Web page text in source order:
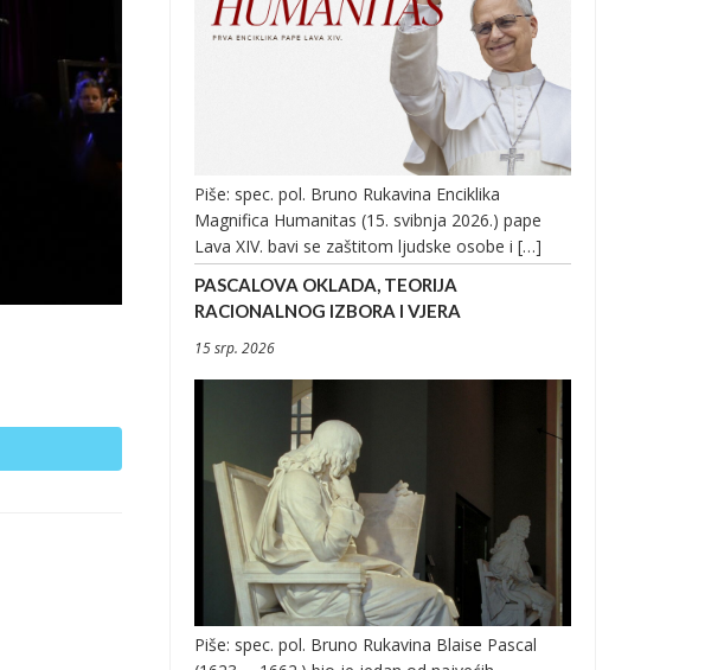
Piše: spec. pol. Bruno Rukavina Enciklika
Magnifica Humanitas (15. svibnja 2026.) pape
Lava XIV. bavi se zaštitom ljudske osobe i […]
PASCALOVA OKLADA, TEORIJA
RACIONALNOG IZBORA I VJERA
15 srp. 2026
Piše: spec. pol. Bruno Rukavina Blaise Pascal